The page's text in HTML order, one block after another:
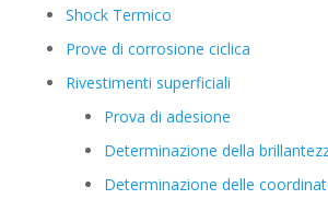
Shock Termico
Prove di corrosione ciclica
Rivestimenti superficiali
Prova di adesione
Determinazione della
Determinazione delle